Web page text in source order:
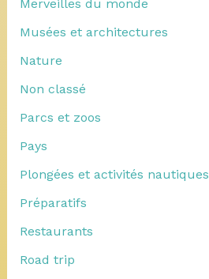
Merveilles du monde
Musées et architectures
Nature
Non classé
Parcs et zoos
Pays
Plongées et activités nautiques
Préparatifs
Restaurants
Road trip